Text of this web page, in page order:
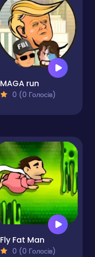
MAGA run
0 (0 Голосів)
Fly Fat Man
0 (0 Голосів)